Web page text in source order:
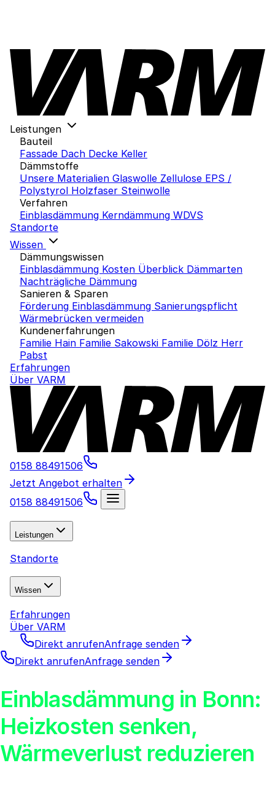
Leistungen
Bauteil
Fassade Dach Decke Keller
Dämmstoffe
Unsere Materialien Glaswolle Zellulose EPS /
Polystyrol Holzfaser Steinwolle
Verfahren
Einblasdämmung Kerndämmung WDVS
Standorte
Wissen
Dämmungswissen
Einblasdämmung Kosten Überblick Dämmarten
Nachträgliche Dämmung
Sanieren & Sparen
Förderung Einblasdämmung Sanierungspflicht
Wärmebrücken vermeiden
Kundenerfahrungen
Familie Hain Familie Sakowski Familie Dölz Herr
Pabst
Erfahrungen
Über VARM
0158 88491506
Jetzt Angebot erhalten
0158 88491506
Leistungen
Standorte
Wissen
Erfahrungen
Über VARM
Direkt anrufenAnfrage senden
Direkt anrufenAnfrage senden
Einblasdämmung in Bonn:
Heizkosten senken,
Wärmeverlust reduzieren